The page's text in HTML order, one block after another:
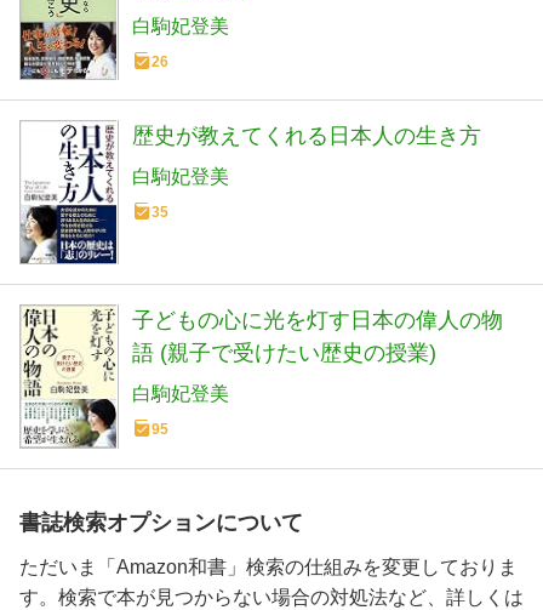
白駒妃登美
26
歴史が教えてくれる日本人の生き方
白駒妃登美
35
子どもの心に光を灯す日本の偉人の物
語 (親子で受けたい歴史の授業)
白駒妃登美
95
書誌検索オプションについて
ただいま「Amazon和書」検索の仕組みを変更しておりま
す。検索で本が見つからない場合の対処法など、詳しくは